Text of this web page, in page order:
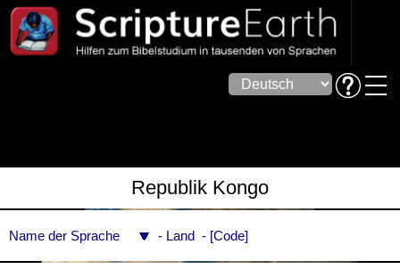
Republik Kongo
Name der Sprache Land Code